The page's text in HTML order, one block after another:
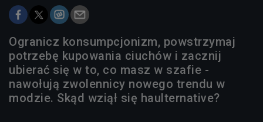
Ogranicz konsumpcjonizm, powstrzymaj
potrzebę kupowania ciuchów i zacznij
ubierać się w to, co masz w szafie -
nawołują zwolennicy nowego trendu w
modzie. Skąd wziął się haulternative?